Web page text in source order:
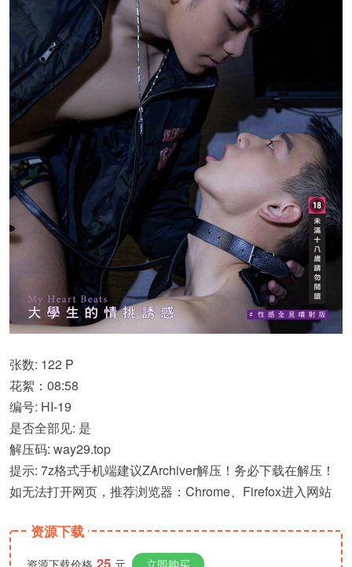
张数: 122 P
花絮：08:58
编号: HI-19
是否全部见: 是
解压码: way29.top
提示: 7z格式手机端建议ZArchiver解压！务必下载在解压！
如无法打开网页，推荐浏览器：Chrome、Firefox进入网站
资源下载
资源下载价格 25 元 立即购买